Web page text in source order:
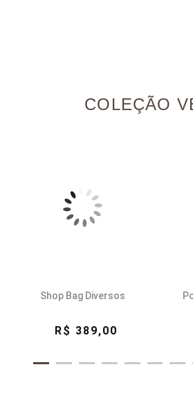
COLEÇÃO
Shop Bag Diversos
R$ 389,00